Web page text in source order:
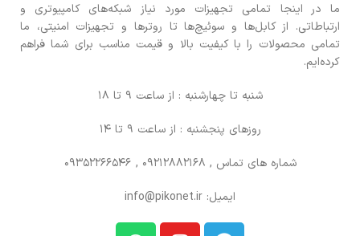
ما در اینجا تمامی تجهیزات مورد نیاز شبکه‌های کامپیوتری و
ارتباطاتی. از کابل‌ها و سوئیچ‌ها تا روترها و تجهیزات امنیتی، ما
تمامی محصولات را با کیفیت بالا و قیمت مناسب برای شما فراهم
کرده‌ایم.
شنبه تا چهارشنبه : از ساعت 9 تا 18
روزهای پنجشنبه : از ساعت 9 تا 14
شماره های تماس , 09212882168 , 09352266546
ایمیل: info@pikonet.ir